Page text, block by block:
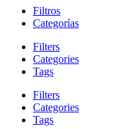
Filtros
Categorías
Filters
Categories
Tags
Filters
Categories
Tags